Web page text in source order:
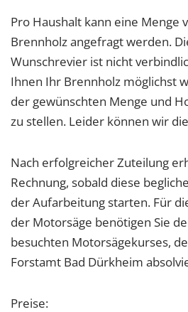
Pro Haushalt kann eine Menge
Brennholz angefragt werden.
Wunschrevier ist nicht
Ihnen Ihr Brennholz möglichst
der gewünschten Menge und
zu stellen. Leider können wir
Nach erfolgreicher Zuteilung
Rechnung, sobald diese
der Aufarbeitung starten. Für
der Motorsäge benötigen Sie
besuchten Motorsägekurses,
Forstamt Bad Dürkheim
Preise:
Cookie Laufzeit:
1 Jahr
EXTERNE MEDIEN
Um Inhalte von
YouTube
Vimeo